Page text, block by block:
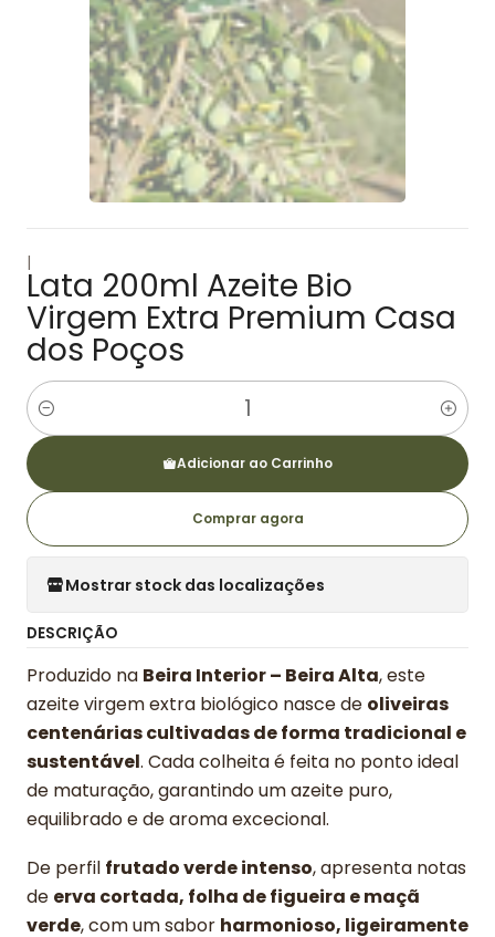
Lata 200ml Azeite Bio
Virgem Extra Premium Casa
dos Poços
Quantidade
Adicionar ao Carrinho
Comprar agora
Mostrar stock das localizações
DESCRIÇÃO
Produzido na Beira Interior – Beira Alta, este
azeite virgem extra biológico nasce de oliveiras
centenárias cultivadas de forma tradicional e
sustentável. Cada colheita é feita no ponto ideal
de maturação, garantindo um azeite puro,
equilibrado e de aroma excecional.
De perfil frutado verde intenso, apresenta notas
de erva cortada, folha de figueira e maçã
verde, com um sabor harmonioso, ligeiramente